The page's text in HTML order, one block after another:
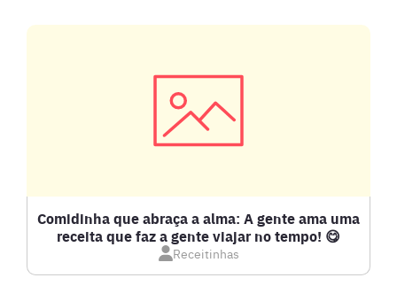
COMPOTAS E GELEIAS
DOCES E SOBREMESAS
Comidinha que abraça a alma: A gente ama uma
receita que faz a gente viajar no tempo! 😋
Receitinhas